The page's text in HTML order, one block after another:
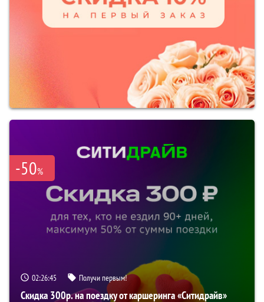
-50%
02:26:44 Получи первым!
Скидка 300р. на поездку от каршеринга «Ситидрайв»